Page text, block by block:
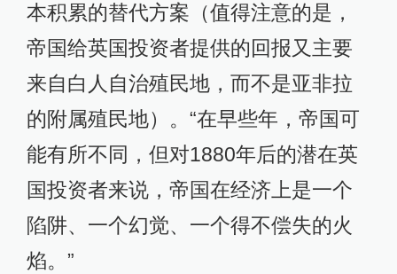
本积累的替代方案（值得注意的是，
帝国给英国投资者提供的回报又主要
来自白人自治殖民地，而不是亚非拉
的附属殖民地）。“在早些年，帝国可
能有所不同，但对1880年后的潜在英
国投资者来说，帝国在经济上是一个
陷阱、一个幻觉、一个得不偿失的火
焰。”